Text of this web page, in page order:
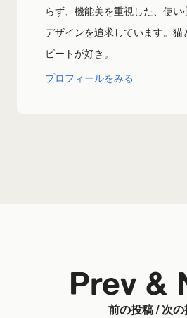
らず、機能美を重視した、使
デザインを追求しています。猫
ビートが好き。
プロフィールをみる
前の投稿 / 次
Prev &